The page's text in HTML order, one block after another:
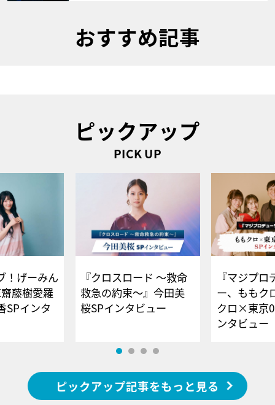
おすすめ記事
ピックアップ
PICK UP
！げーみん
藤樹愛羅
SPインタ
『クロスロード ～救命
救急の約束～』今田美
桜SPインタビュー
『マジプロ
ー、ももク
クロ×東京
ンタビュー
ピックアップ記事をもっと見る